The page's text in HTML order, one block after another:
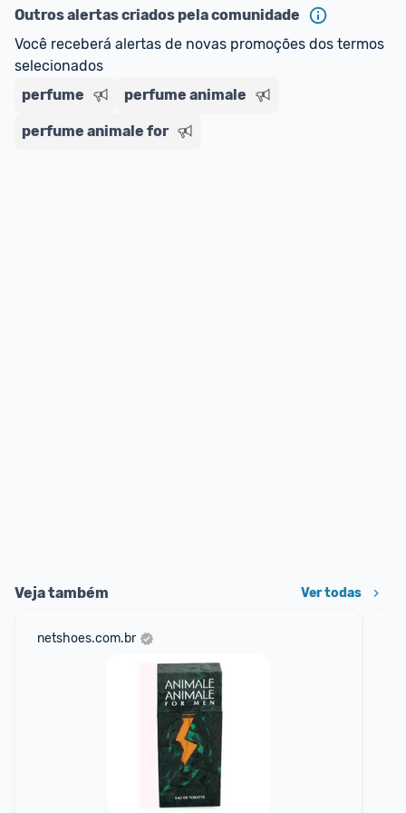
ou MercadoLíder Platinum.
E lembre-se: você sempre pode contar ajuda da
comunidade para tirar dúvidas ou acionar os
nossos Admins marcando @admin em um
Outros alertas criados pela comunidade
Você receberá alertas de novas promoções dos termos
selecionados
perfume
perfume animale
perfume animale for
Veja também Ver todas
netshoes.com.br